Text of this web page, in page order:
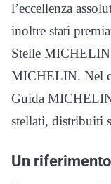
l’eccellenza
inoltre stati
Stelle MICHELIN
MICHELIN. Nel
Guida
stellati, distribuiti
Un